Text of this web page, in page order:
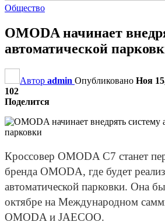
Общество
OMODA начинает
автоматической
Автор admin Опубликовано Ноя
102
Поделится
Кроссовер OMODA C7 станет
бренда OMODA, где будет
автоматической парковки. Она
октябре на Международном
OMODA и JAECOO.